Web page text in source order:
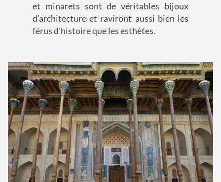
et minarets sont de véritables bijoux
d'architecture et raviront aussi bien les
férus d'histoire que les esthètes.